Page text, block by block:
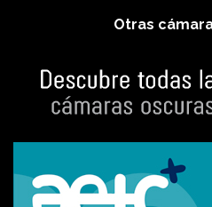
Otras